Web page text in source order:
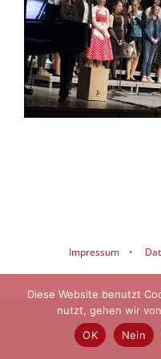
Impressum •
Diese Website benutzt
nutzt, gehen wir
OK
Nein